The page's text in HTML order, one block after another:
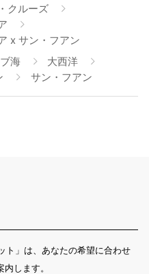
クルーズ
x サン・フアン
海
大西洋
サン・フアン
ト」は、あなたの希望に合わせ
します。